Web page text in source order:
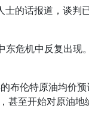
的话报道，谈判
东危机中反复出现
布伦特原油均价
至开始对原油